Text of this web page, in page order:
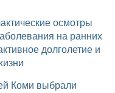
на ранних
долголетие и